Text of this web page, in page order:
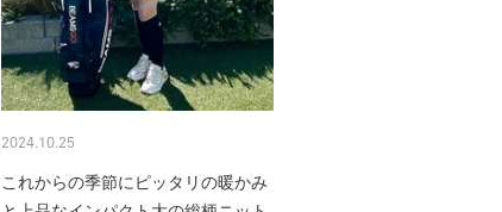
2024.10.25
これからの季節にピッタリの暖かみ